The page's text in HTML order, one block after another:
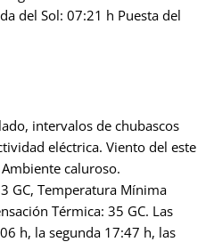
del Sol: 07:21 h Puesta del
intervalos de chubascos
eléctrica. Viento del este
caluroso.
GC, Temperatura Mínima
Térmica: 35 GC. Las
h, la segunda 17:47 h, las